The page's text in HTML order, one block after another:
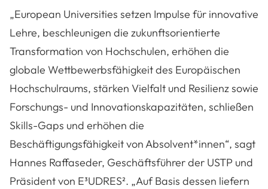
„European Universities setzen Impulse für innovative
Lehre, beschleunigen die zukunftsorientierte
Transformation von Hochschulen, erhöhen die
globale Wettbewerbsfähigkeit des Europäischen
Hochschulraums, stärken Vielfalt und Resilienz sowie
Forschungs- und Innovationskapazitäten, schließen
Skills-Gaps und erhöhen die
Beschäftigungsfähigkeit von Absolvent*innen“, sagt
Hannes Raffaseder, Geschäftsführer der USTP und
Präsident von E³UDRES². „Auf Basis dessen liefern